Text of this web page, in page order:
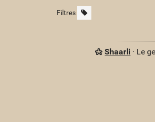
Filtres
Shaarli · Le